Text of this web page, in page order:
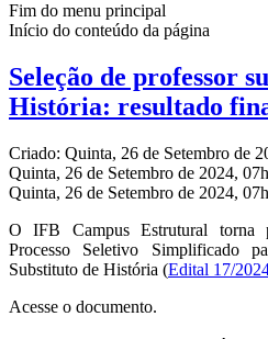
Fim do menu principal
Início do conteúdo da página
Seleção de professor
História: resultado
Criado: Quinta, 26 de Setembro de
Quinta, 26 de Setembro de 2024,
Quinta, 26 de Setembro de 2024,
O IFB Campus Estrutural
Processo Seletivo Simplificado
Substituto de História (Edital 17/
Acesse o documento.